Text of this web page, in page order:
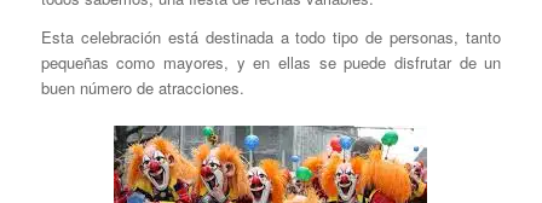
Esta celebración está destinada a todo tipo de personas, tanto
pequeñas como mayores, y en ellas se puede disfrutar de un
buen número de atracciones.